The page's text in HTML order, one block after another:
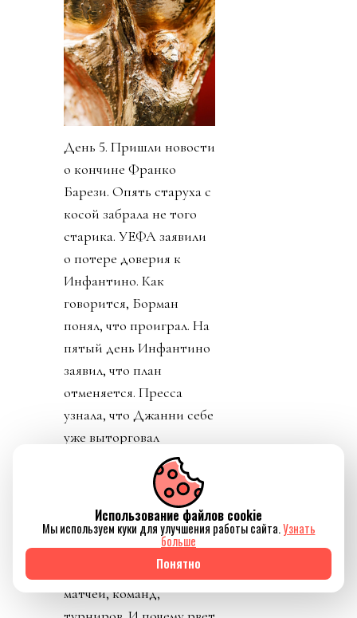
День 5. Пришли новости
о кончине Франко
Барези. Опять старуха с
косой забрала не того
старика. УЕФА заявили
о потере доверия к
Инфантино. Как
говорится, Борман
понял, что проиграл. На
пятый день Инфантино
заявил, что план
отменяется. Пресса
узнала, что Джанни себе
уже выторговал
зарплату в 30 миллионов
долларов в год, и
дивиденды от нового
юр лица. Стало понятно
почему нужно
увеличивать количество
матчей, команд,
Использование файлов cookie
Мы используем куки для улучшения работы сайта.Узнать
больше
Понятно